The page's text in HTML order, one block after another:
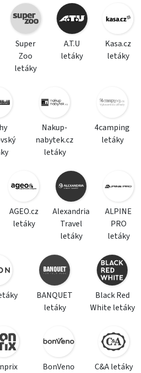
Super
Zoo
letáky
A.T.U
letáky
Kasa.cz
letáky
Nakup-
nabytek.cz
letáky
4camping
letáky
AGEO.cz
letáky
Alexandria
Travel
letáky
ALPINE
PRO
letáky
BANQUET
letáky
Black Red
White letáky
BonVeno
C&A letáky